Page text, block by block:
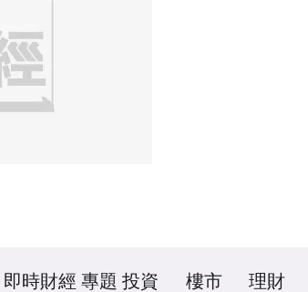
即時財經 專題 投資 樓市 理財